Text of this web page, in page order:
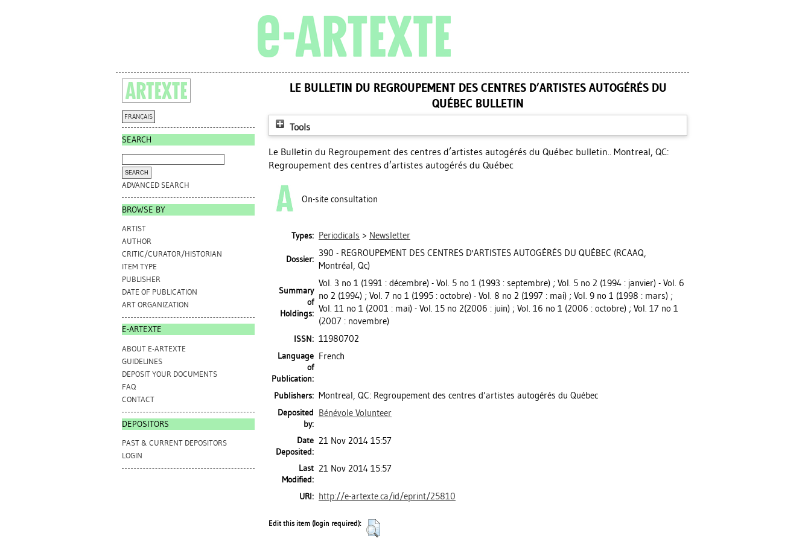
FRANÇAIS
SEARCH
ADVANCED SEARCH
BROWSE BY
ARTIST
AUTHOR
CRITIC/CURATOR/HISTORIAN
ITEM TYPE
PUBLISHER
DATE OF PUBLICATION
ART ORGANIZATION
E-ARTEXTE
ABOUT E-ARTEXTE
GUIDELINES
DEPOSIT YOUR DOCUMENTS
FAQ
CONTACT
DEPOSITORS
PAST & CURRENT DEPOSITORS
LOGIN
LE BULLETIN DU REGROUPEMENT DES CENTRES D’ARTISTES AUTOGÉRÉS DU
QUÉBEC BULLETIN
Tools
Le Bulletin du Regroupement des centres d’artistes autogérés du Québec bulletin.. Montreal, QC:
Regroupement des centres d’artistes autogérés du Québec
On-site consultation
Types: Periodicals > Newsletter
Dossier:
390 - REGROUPEMENT DES CENTRES D'ARTISTES AUTOGÉRÉS DU QUÉBEC (RCAAQ,
Montréal, Qc)
Summary
of
Holdings:
Vol. 3 no 1 (1991 : décembre) - Vol. 5 no 1 (1993 : septembre) ; Vol. 5 no 2 (1994 : janvier) - Vol. 6
no 2 (1994) ; Vol. 7 no 1 (1995 : octobre) - Vol. 8 no 2 (1997 : mai) ; Vol. 9 no 1 (1998 : mars) ;
Vol. 11 no 1 (2001 : mai) - Vol. 15 no 2(2006 : juin) ; Vol. 16 no 1 (2006 : octobre) ; Vol. 17 no 1
(2007 : novembre)
ISSN: 11980702
Language
of
Publication:
French
Publishers: Montreal, QC: Regroupement des centres d’artistes autogérés du Québec
Deposited
by:
Bénévole Volunteer
Date
Deposited:
21 Nov 2014 15:57
Last
Modified:
21 Nov 2014 15:57
URI: http://e-artexte.ca/id/eprint/25810
Edit this item (login required):